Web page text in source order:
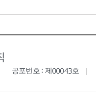
공포번호 : 제00043호